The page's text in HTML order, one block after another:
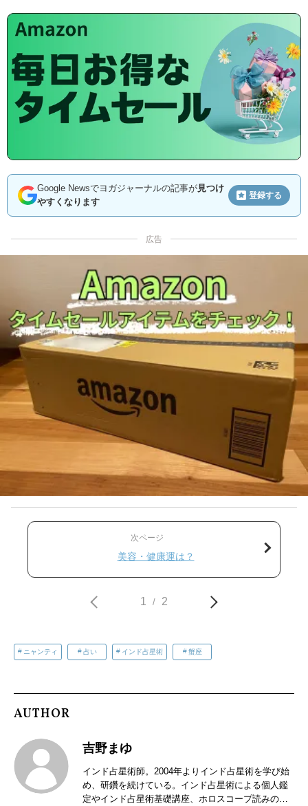
Google Newsでヨガジャーナルの記事が見つけ
やすくなります
登録する
広告
次ページ
美容・健康運は？
1 / 2
ニャンティ 占い インド占星術 蟹座
AUTHOR
吉野まゆ
インド占星術師。2004年よりインド占星術を学び始
め、研鑽を続けている。インド占星術による個人鑑
定やインド占星術基礎講座、ホロスコープ読みの講